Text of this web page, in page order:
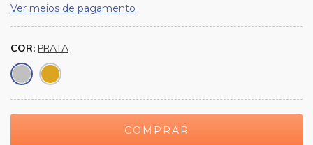
Ver meios de pagamento
COR: PRATA